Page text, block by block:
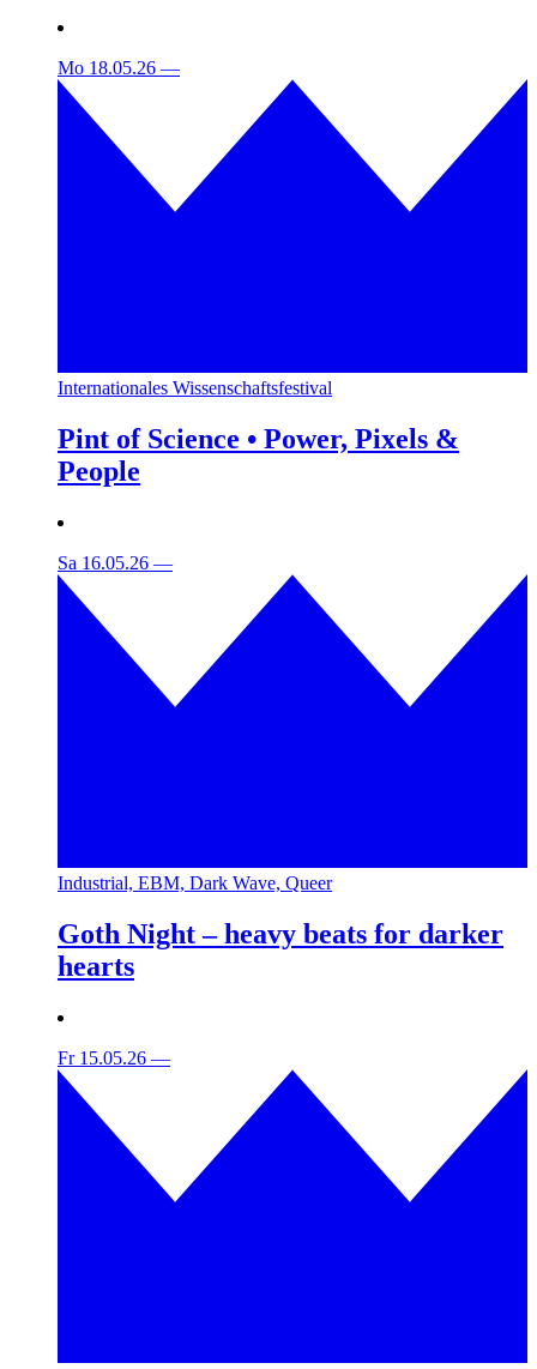
Mo 18.05.26 —
Internationales Wissenschaftsfestival
Pint of Science • Power, Pixels &
People
Sa 16.05.26 —
Industrial, EBM, Dark Wave, Queer
Goth Night – heavy beats for darker
hearts
Fr 15.05.26 —